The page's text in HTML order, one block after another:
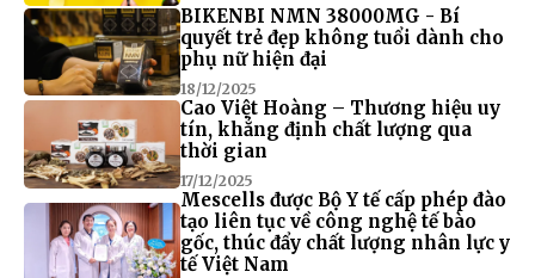
BIKENBI NMN 38000MG - Bí
quyết trẻ đẹp không tuổi dành cho
phụ nữ hiện đại
18/12/2025
Cao Việt Hoàng – Thương hiệu uy
tín, khẳng định chất lượng qua
thời gian
17/12/2025
Mescells được Bộ Y tế cấp phép đào
tạo liên tục về công nghệ tế bào
gốc, thúc đẩy chất lượng nhân lực y
tế Việt Nam